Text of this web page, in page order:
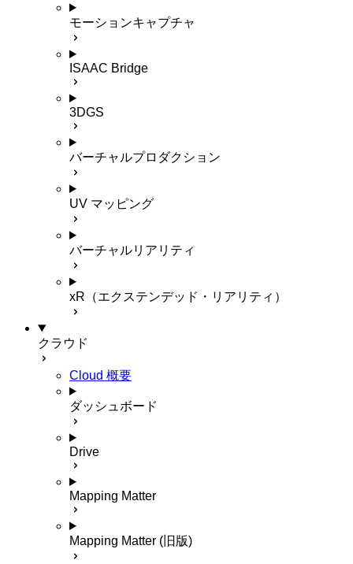
モーションキャプチャ
ISAAC Bridge
3DGS
バーチャルプロダクション
UV マッピング
バーチャルリアリティ
xR（エクステンデッド・リアリティ）
クラウド
Cloud 概要
ダッシュボード
Drive
Mapping Matter
Mapping Matter (旧版)